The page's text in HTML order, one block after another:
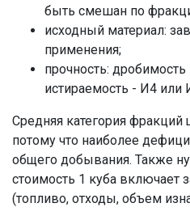
быть смешан по
исходный материал:
применения;
прочность:
истираемость - И4 или
Средняя категория фракций
потому что наиболее
общего добывания. Также
стоимость 1 куба включает
(топливо, отходы, объем